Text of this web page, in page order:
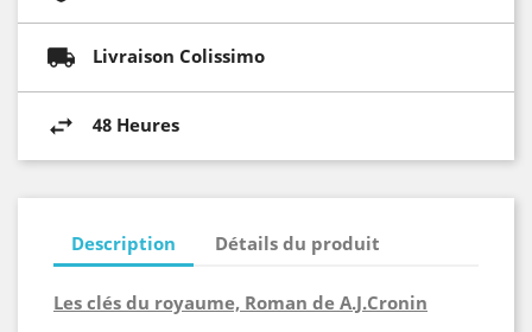
Livraison Colissimo
48 Heures
Description Détails du produit
Les clés du royaume, Roman de A.J.Cronin